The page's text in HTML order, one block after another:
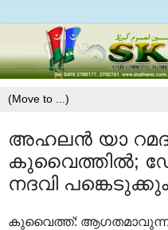
അഹലൻ യാ
കുവൈത്തില്‍;
നദവി പങ്കെടുക്കും
കുവൈത്ത്: ആഗതമാവുന്ന